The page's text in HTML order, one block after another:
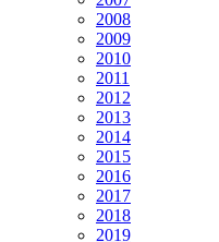
2008
2009
2010
2011
2012
2013
2014
2015
2016
2017
2018
2019